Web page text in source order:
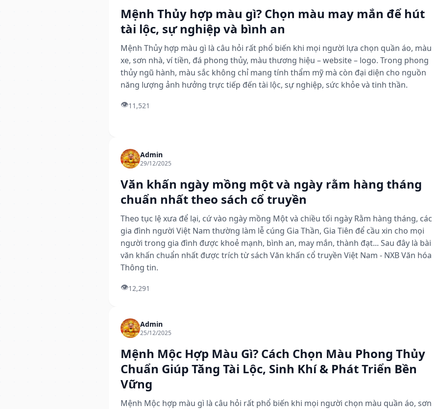
Mệnh Thủy hợp màu gì? Chọn màu may mắn để hút
tài lộc, sự nghiệp và bình an
Mệnh Thủy hợp màu gì là câu hỏi rất phổ biến khi mọi người lựa chọn quần áo, màu
xe, sơn nhà, ví tiền, đá phong thủy, màu thương hiệu – website – logo. Trong phong
thủy ngũ hành, màu sắc không chỉ mang tính thẩm mỹ mà còn đại diện cho nguồn
năng lượng ảnh hưởng trực tiếp đến tài lộc, sự nghiệp, sức khỏe và tinh thần.
👁️11,521
Admin
29/12/2025
Văn khấn ngày mồng một và ngày rằm hàng tháng
chuẩn nhất theo sách cổ truyền
Theo tục lệ xưa để lại, cứ vào ngày mồng Một và chiều tối ngày Rằm hàng tháng, các
gia đình người Việt Nam thường làm lễ cúng Gia Thần, Gia Tiên để cầu xin cho mọi
người trong gia đình được khoẻ mạnh, bình an, may mắn, thành đạt... Sau đây là bài
văn khấn chuẩn nhất được trích từ sách Văn khấn cổ truyền Việt Nam - NXB Văn hóa
Thông tin.
👁️12,291
Admin
25/12/2025
Mệnh Mộc Hợp Màu Gì? Cách Chọn Màu Phong Thủy
Chuẩn Giúp Tăng Tài Lộc, Sinh Khí & Phát Triển Bền
Vững
Mệnh Mộc hợp màu gì là câu hỏi rất phổ biến khi mọi người chọn màu quần áo, sơn